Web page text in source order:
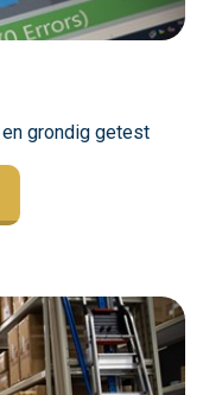
grondig getest